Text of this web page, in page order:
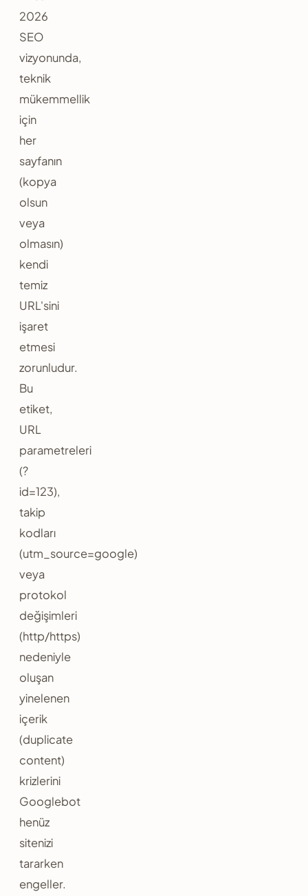
2026
SEO
vizyonunda,
teknik
mükemmellik
için
her
sayfanın
(kopya
olsun
veya
olmasın)
kendi
temiz
URL'sini
işaret
etmesi
zorunludur.
Bu
etiket,
URL
parametreleri
(?
id=123),
takip
kodları
(utm_source=google)
veya
protokol
değişimleri
(http/https)
nedeniyle
oluşan
yinelenen
içerik
(duplicate
content)
krizlerini
Googlebot
henüz
sitenizi
tararken
engeller.